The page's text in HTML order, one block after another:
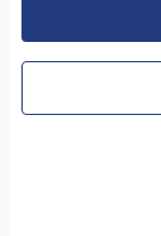
Rajaa
LUONTIAIKA